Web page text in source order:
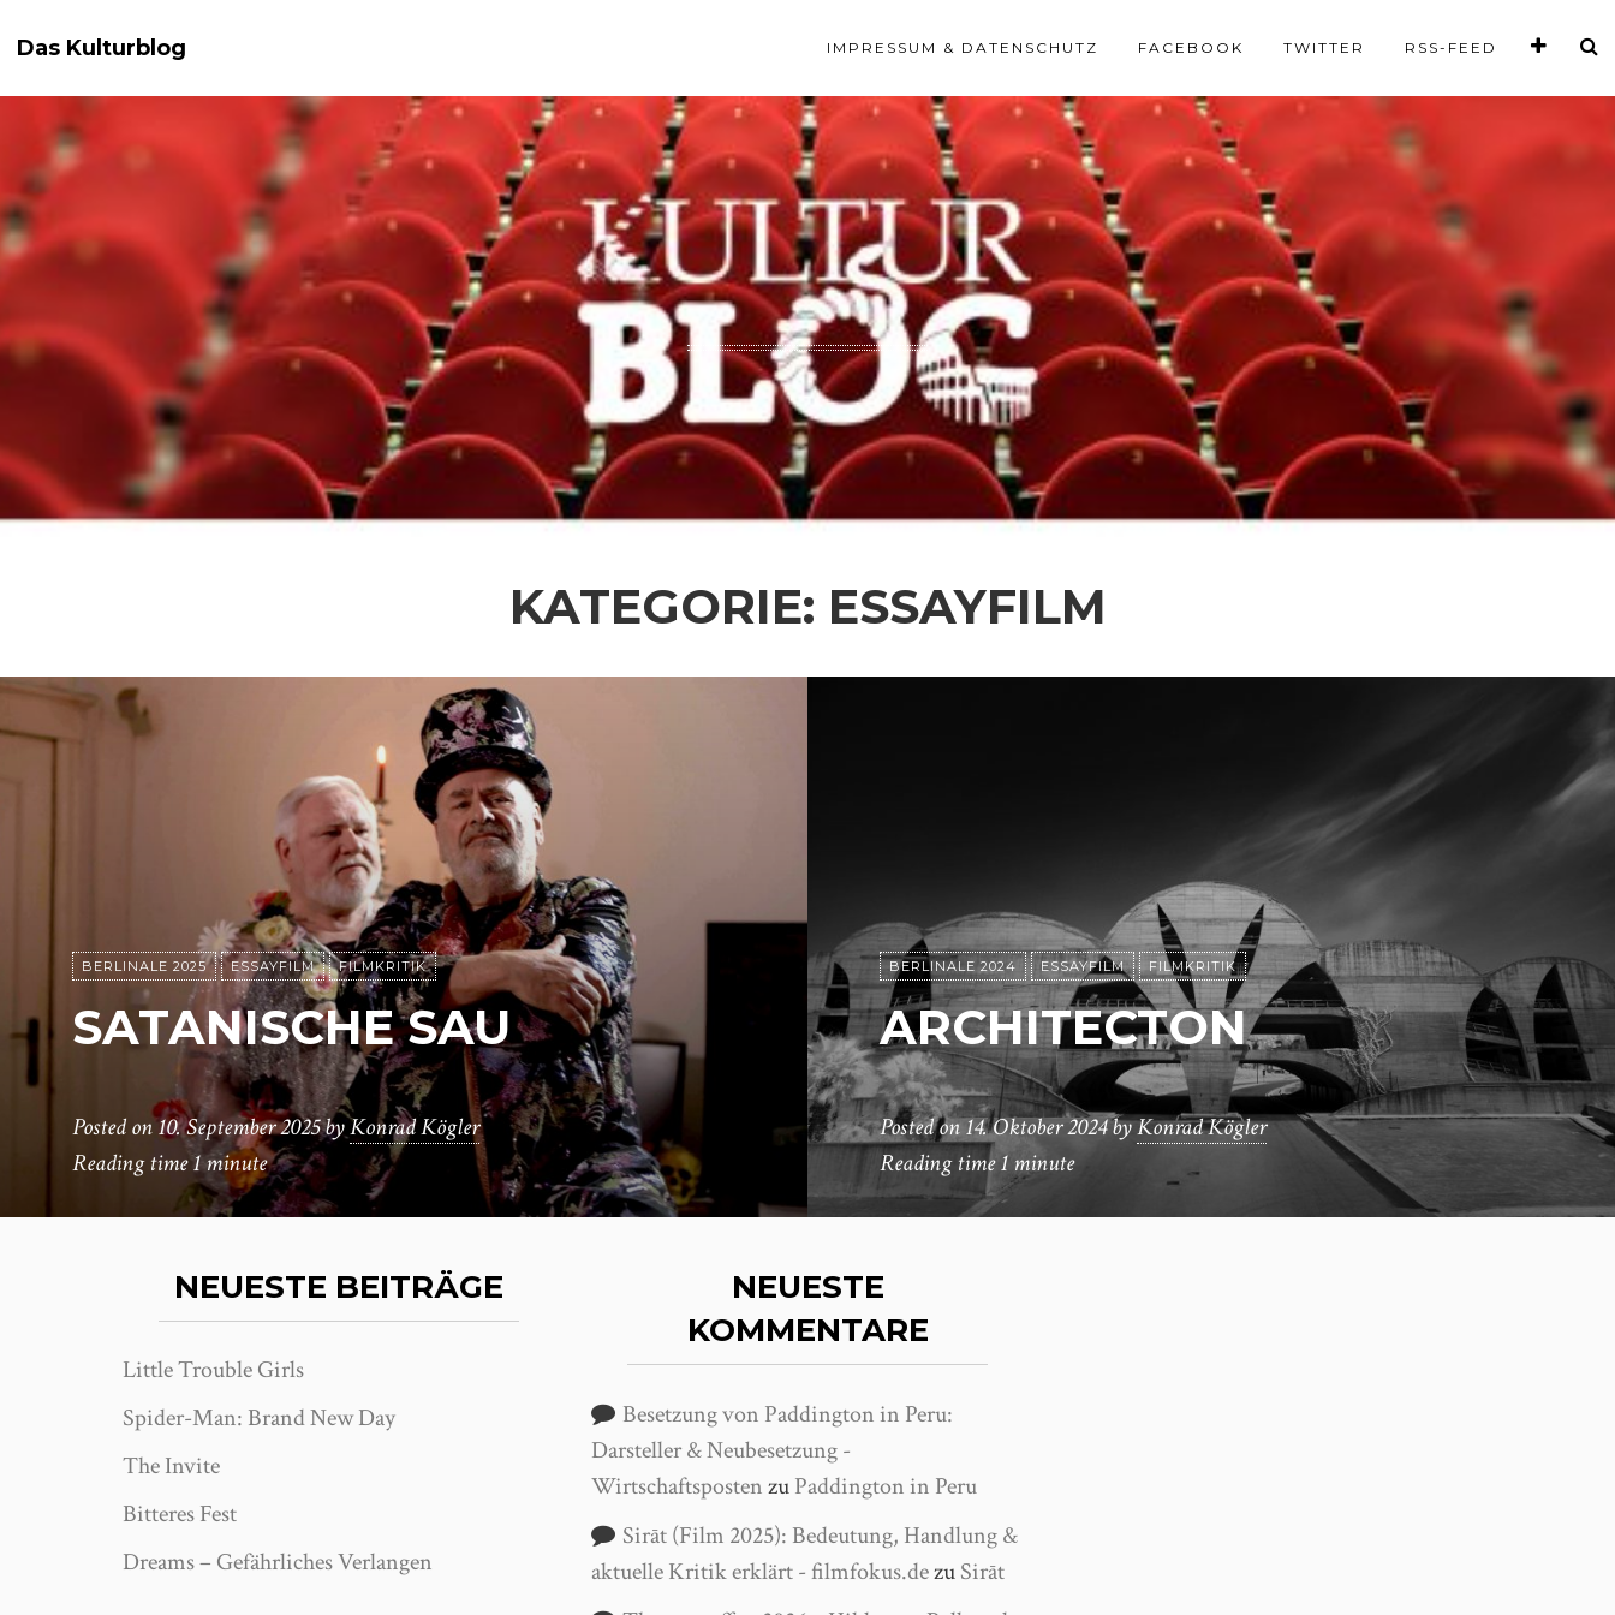
Das Kulturblog IMPRESSUM & DATENSCHUTZ FACEBOOK TWITTER RSS-FEED
KATEGORIE: ESSAYFILM
BERLINALE 2025 ESSAYFILM FILMKRITIK
SATANISCHE SAU
Posted on10. September 2025byKonrad Kögler
Reading time1 minute
BERLINALE 2024 ESSAYFILM FILMKRITIK
ARCHITECTON
Posted on14. Oktober 2024byKonrad Kögler
Reading time1 minute
NEUESTE BEITRÄGE
Little Trouble Girls
Spider-Man: Brand New Day
The Invite
Bitteres Fest
Dreams – Gefährliches Verlangen
NEUESTE
KOMMENTARE
Besetzung von Paddington in Peru:
Darsteller & Neubesetzung -
WirtschaftspostenzuPaddington in Peru
Sirāt (Film 2025): Bedeutung, Handlung &
aktuelle Kritik erklärt - filmfokus.dezuSirāt